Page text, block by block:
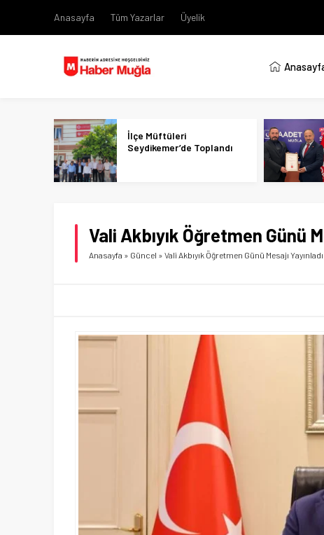
Anasayfa Tüm Yazarlar Üyelik
İlçe Müftüleri
Seydikemer’de Toplandı
Vali Akbıyık Öğretmen Günü
Anasayfa » Güncel » Vali Akbıyık Öğretmen Günü Mesajı Yayınladı